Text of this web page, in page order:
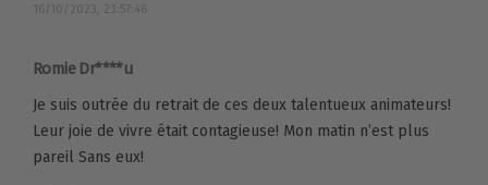
16/10/2023, 23:57:46
Romie Dr****u
Je suis outrée du retrait de ces deux talentueux animateurs!
Leur joie de vivre était contagieuse! Mon matin n’est plus
pareil Sans eux!